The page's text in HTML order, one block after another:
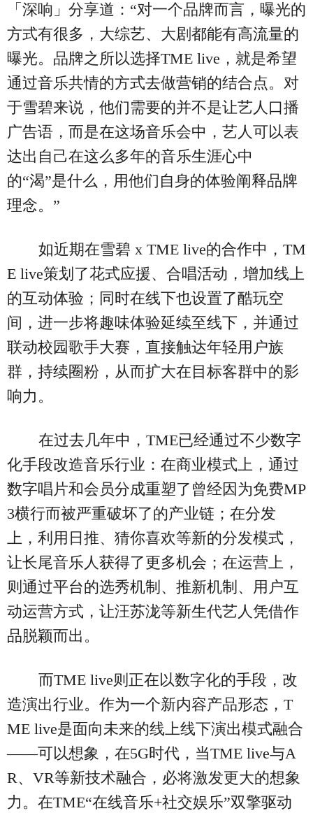
「深响」分享道：“对一个品牌而言，曝光的
方式有很多，大综艺、大剧都能有高流量的
曝光。品牌之所以选择TME live，就是希望
通过音乐共情的方式去做营销的结合点。对
于雪碧来说，他们需要的并不是让艺人口播
广告语，而是在这场音乐会中，艺人可以表
达出自己在这么多年的音乐生涯心中
的“渴”是什么，用他们自身的体验阐释品牌
理念。”
如近期在雪碧 x TME live的合作中，TM
E live策划了花式应援、合唱活动，增加线上
的互动体验；同时在线下也设置了酷玩空
间，进一步将趣味体验延续至线下，并通过
联动校园歌手大赛，直接触达年轻用户族
群，持续圈粉，从而扩大在目标客群中的影
响力。
在过去几年中，TME已经通过不少数字
化手段改造音乐行业：在商业模式上，通过
数字唱片和会员分成重塑了曾经因为免费MP
3横行而被严重破坏了的产业链；在分发
上，利用日推、猜你喜欢等新的分发模式，
让长尾音乐人获得了更多机会；在运营上，
则通过平台的选秀机制、推新机制、用户互
动运营方式，让汪苏泷等新生代艺人凭借作
品脱颖而出。
而TME live则正在以数字化的手段，改
造演出行业。作为一个新内容产品形态，T
ME live是面向未来的线上线下演出模式融合
——可以想象，在5G时代，当TME live与A
R、VR等新技术融合，必将激发更大的想象
力。在TME“在线音乐+社交娱乐”双擎驱动